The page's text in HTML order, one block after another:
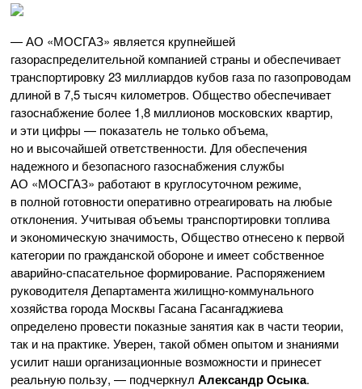
—АО «МОСГАЗ» является крупнейшей
газораспределительной компанией страны и обеспечивает
транспортировку 23 миллиардов кубов газа по газопроводам
длиной в 7,5 тысяч километров. Общество обеспечивает
газоснабжение более 1,8 миллионов московских квартир,
и эти цифры — показатель не только объема,
но и высочайшей ответственности. Для обеспечения
надежного и безопасного газоснабжения службы
АО «МОСГАЗ» работают в круглосуточном режиме,
в полной готовности оперативно отреагировать на любые
отклонения. Учитывая объемы транспортировки топлива
и экономическую значимость, Общество отнесено к первой
категории по гражданской обороне и имеет собственное
аварийно-спасательноеформирование. Распоряжением
руководителя Департамента жилищно-коммунального
хозяйства города Москвы Гасана Гасангаджиева
определено провести показные занятия как в части теории,
так и на практике. Уверен, такой обмен опытом и знаниями
усилит наши организационные возможности и принесет
реальную пользу, — подчеркнул Александр Осыка.